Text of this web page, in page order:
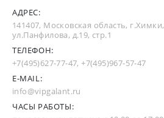
АДРЕС:
141407, Московская область, г.Химки,
ул.Панфилова, д.19, стр.1
ТЕЛЕФОН:
+7(495)627-77-47,+7(495)967-57-47
E-MAIL:
info@vipgalant.ru
ЧАСЫ РАБОТЫ: